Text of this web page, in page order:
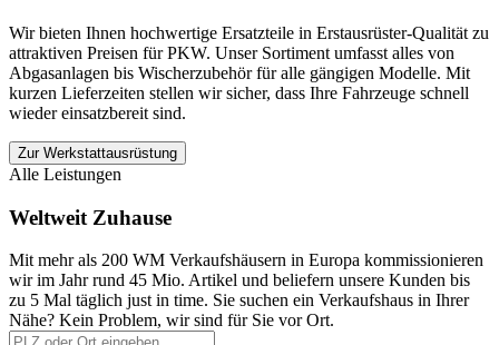
Wir bieten Ihnen hochwertige Ersatzteile in Erstausrüster-Qualität zu
attraktiven Preisen für PKW. Unser Sortiment umfasst alles von
Abgasanlagen bis Wischerzubehör für alle gängigen Modelle. Mit
kurzen Lieferzeiten stellen wir sicher, dass Ihre Fahrzeuge schnell
wieder einsatzbereit sind.
Zur Werkstattausrüstung
Alle Leistungen
Weltweit Zuhause
Mit mehr als 200 WM Verkaufshäusern in Europa kommissionieren
wir im Jahr rund 45 Mio. Artikel und beliefern unsere Kunden bis
zu 5 Mal täglich just in time. Sie suchen ein Verkaufshaus in Ihrer
Nähe? Kein Problem, wir sind für Sie vor Ort.